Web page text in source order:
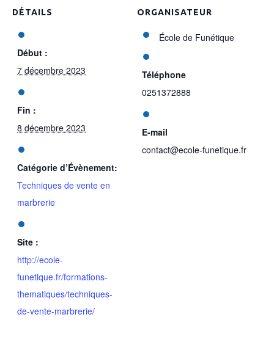
DÉTAILS
Début :
7 décembre 2023
Fin :
8 décembre 2023
Catégorie d’Évènement:
Techniques de vente en
marbrerie
Site :
http://ecole-
funetique.fr/formations-
thematiques/techniques-
de-vente-marbrerie/
ORGANISATEUR
École de Funétique
Téléphone
0251372888
E-mail
contact@ecole-funetique.fr